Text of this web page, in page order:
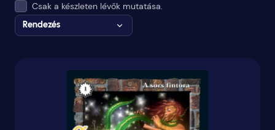
Csak a készleten lévők mutatása.
Rendezés